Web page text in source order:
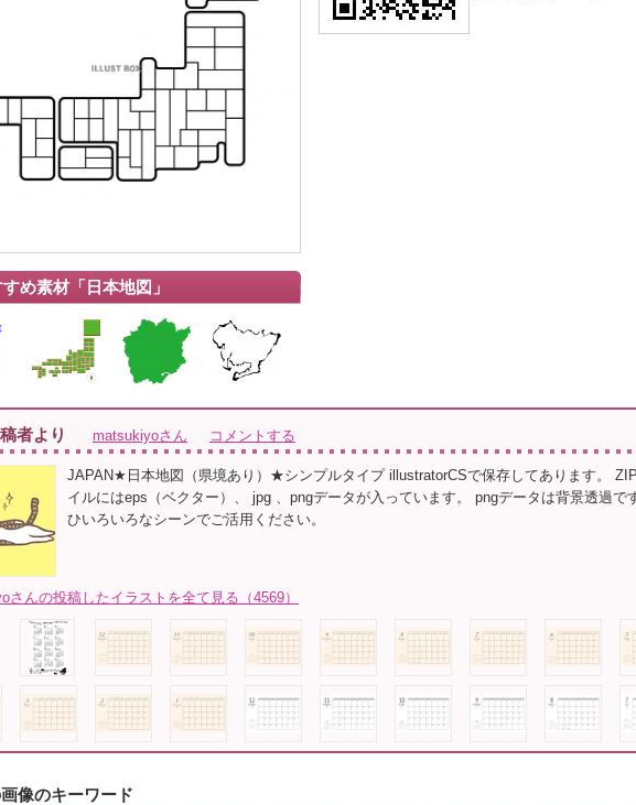
め素材「日本地図」
者より matsukiyoさん コメントする
JAPAN★日本地図（県境あり）★シンプルタイプ illustratorCSで保存してあります。
イルにはeps（ベクター）、 jpg 、pngデータが入っています。 pngデータは背景透過で
ひいろいろなシーンでご活用ください。
さんの投稿したイラストを全て見る（4569）
像のキーワード